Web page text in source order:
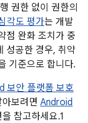
권한 없이 권한의
각도 평가는 개발
점 완화 조치가 중
성공한 경우, 취약
기준으로 합니다.
보안 플랫폼 보호
보려면 Android
을 참고하세요.1